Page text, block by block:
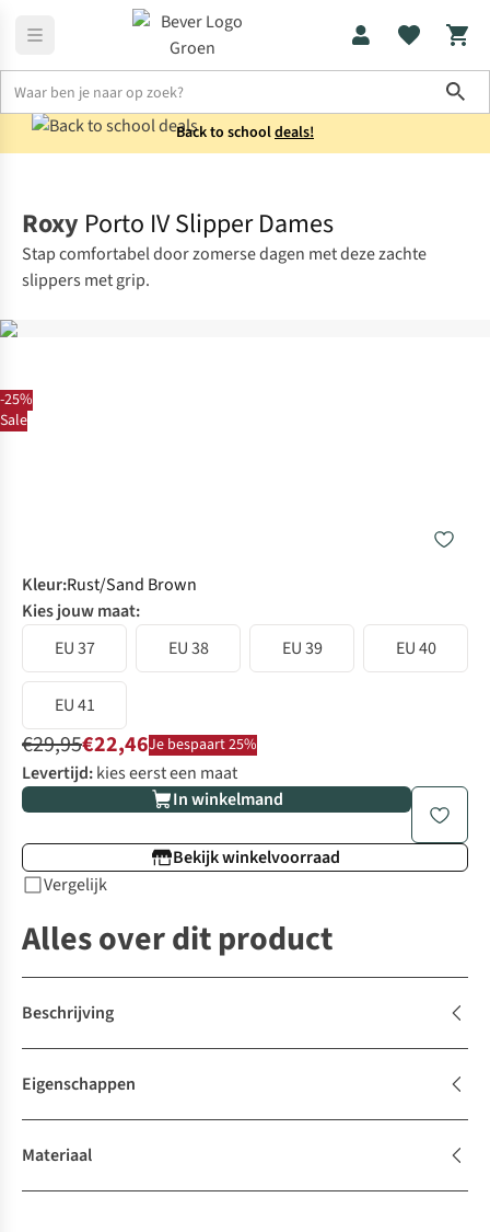
Back to schooldeals!
-25%
Sale
Roxy Porto IV Slipper Dames
Stap comfortabel door zomerse dagen met deze zachte
slippers met grip.
Kleur:Rust/Sand Brown
Kies jouw maat:
EU 37
EU 38 EU 39 EU 40
EU 41
€29,95€22,46Je bespaart 25%
Levertijd:kies eerst een maat
In winkelmand
Bekijk winkelvoorraad
Vergelijk
Alles over dit product
Beschrijving
Eigenschappen
Materiaal